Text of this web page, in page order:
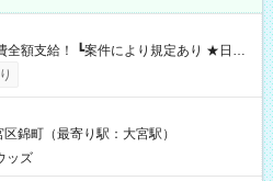
働いたその日に現金GET♪ お仕事後はコ
き落とせます！ 【試用期間】試
錦町（最寄り駅：大宮駅）
ッズ